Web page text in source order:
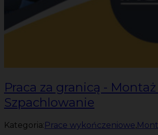
Praca za granicą - Montaż
Szpachlowanie
Kategoria:Prace wykończeniowe,